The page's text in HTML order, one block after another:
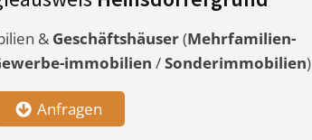
& Geschäftshäuser(Mehrfamilien-
immobilien /Sonderimmobilien)
Anfragen